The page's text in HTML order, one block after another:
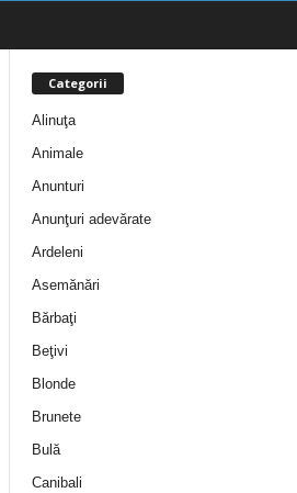
Categorii
Alinuţa
Animale
Anunturi
Anunţuri adevărate
Ardeleni
Asemănări
Bărbaţi
Beţivi
Blonde
Brunete
Bulă
Canibali